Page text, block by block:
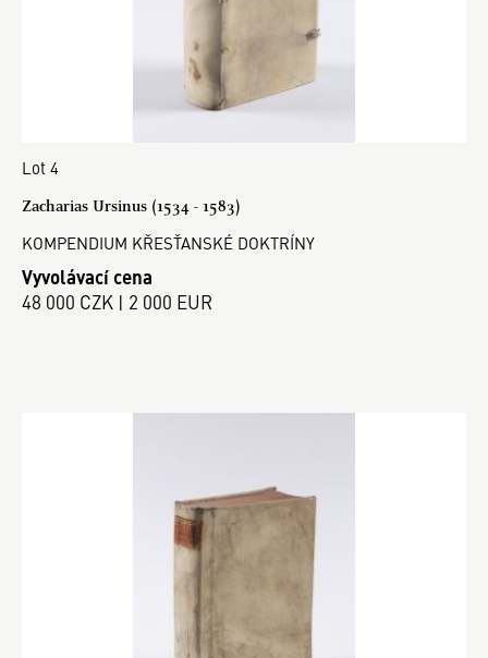
Lot 4
Zacharias Ursinus (1534 - 1583)
KOMPENDIUM KŘESŤANSKÉ DOKTRÍNY
Vyvolávací cena
48 000 CZK | 2 000 EUR